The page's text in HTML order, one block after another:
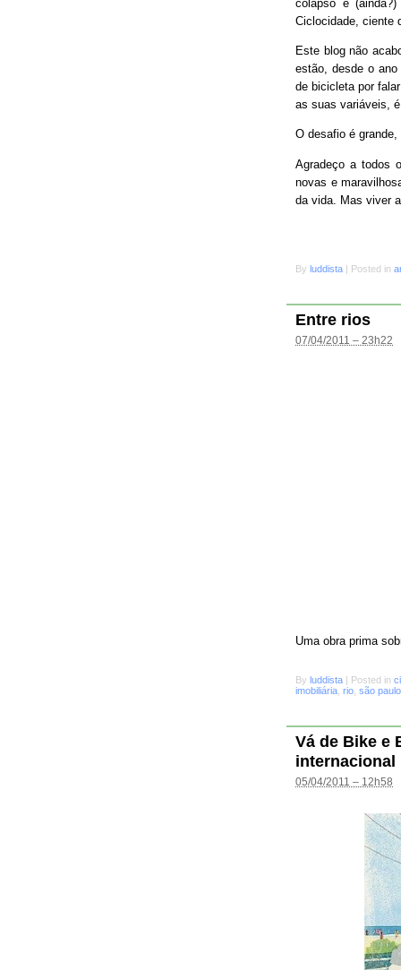
colapso e
Ciclocidade, ciente
Este blog não
estão, desde o ano
de bicicleta por
as suas variáveis,
O desafio é
Agradeço a todos
novas e
da vida. Mas viver
By luddista | Posted in
Entre rios
07/04/2011 – 23h22
Uma obra prima
By luddista | Posted in
imobiliária rio são paulo
Vá de Bike e
internacional
05/04/2011 – 12h58